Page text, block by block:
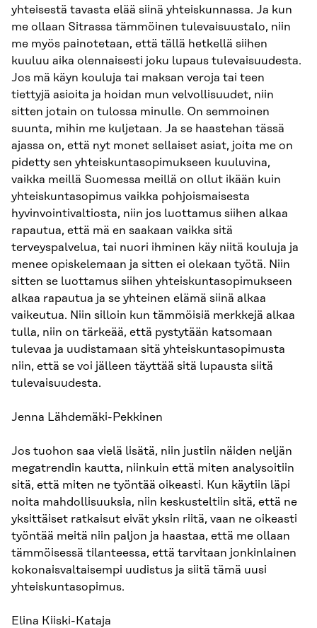
yhteisestä tavasta elää siinä yhteiskunnassa. Ja kun
me ollaan Sitrassa tämmöinen tulevaisuustalo, niin
me myös painotetaan, että tällä hetkellä siihen
kuuluu aika olennaisesti joku lupaus tulevaisuudesta.
Jos mä käyn kouluja tai maksan veroja tai teen
tiettyjä asioita ja hoidan mun velvollisuudet, niin
sitten jotain on tulossa minulle. On semmoinen
suunta, mihin me kuljetaan. Ja se haastehan tässä
ajassa on, että nyt monet sellaiset asiat, joita me on
pidetty sen yhteiskuntasopimukseen kuuluvina,
vaikka meillä Suomessa meillä on ollut ikään kuin
yhteiskuntasopimus vaikka pohjoismaisesta
hyvinvointivaltiosta, niin jos luottamus siihen alkaa
rapautua, että mä en saakaan vaikka sitä
terveyspalvelua, tai nuori ihminen käy niitä kouluja ja
menee opiskelemaan ja sitten ei olekaan työtä. Niin
sitten se luottamus siihen yhteiskuntasopimukseen
alkaa rapautua ja se yhteinen elämä siinä alkaa
vaikeutua. Niin silloin kun tämmöisiä merkkejä alkaa
tulla, niin on tärkeää, että pystytään katsomaan
tulevaa ja uudistamaan sitä yhteiskuntasopimusta
niin, että se voi jälleen täyttää sitä lupausta siitä
tulevaisuudesta.
Jenna Lähdemäki-Pekkinen
Jos tuohon saa vielä lisätä, niin justiin näiden neljän
megatrendin kautta, niinkuin että miten analysoitiin
sitä, että miten ne työntää oikeasti. Kun käytiin läpi
noita mahdollisuuksia, niin keskusteltiin sitä, että ne
yksittäiset ratkaisut eivät yksin riitä, vaan ne oikeasti
työntää meitä niin paljon ja haastaa, että me ollaan
tämmöisessä tilanteessa, että tarvitaan jonkinlainen
kokonaisvaltaisempi uudistus ja siitä tämä uusi
yhteiskuntasopimus.
Elina Kiiski-Kataja